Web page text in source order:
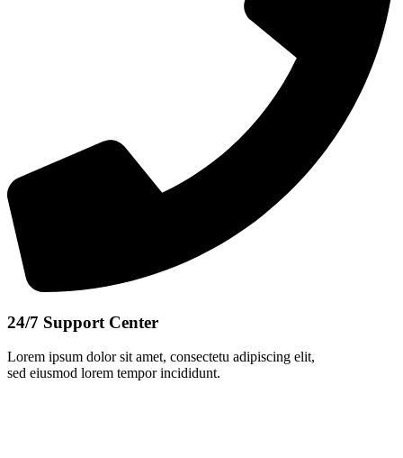
24/7 Support Center
Lorem ipsum dolor sit amet, consectetu adipiscing elit,
sed eiusmod lorem tempor incididunt.